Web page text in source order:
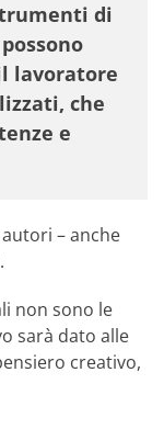
di
lavoratore
che
e
– anche
non sono le
sarà dato alle
creativo,